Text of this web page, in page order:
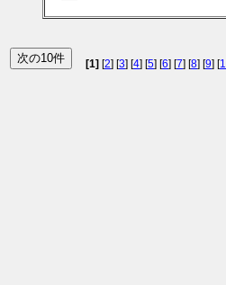
[1] [2] [3] [4] [5] [6] [7] [8] [9] [